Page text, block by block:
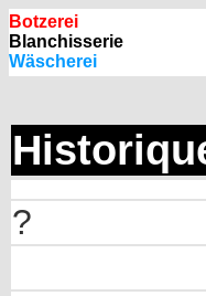
Botzerei
Blanchisserie
Wäscherei
?